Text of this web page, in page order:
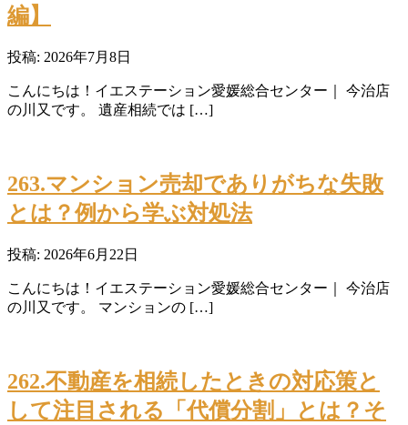
編】
投稿: 2026年7月8日
こんにちは！イエステーション愛媛総合センター｜ 今治店
の川又です。 遺産相続では […]
263.マンション売却でありがちな失敗
とは？例から学ぶ対処法
投稿: 2026年6月22日
こんにちは！イエステーション愛媛総合センター｜ 今治店
の川又です。 マンションの […]
262.不動産を相続したときの対応策と
して注目される「代償分割」とは？そ